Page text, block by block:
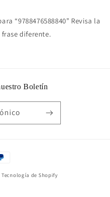
“9788476588840” Revisa la
diferente.
Boletín
Tecnología de Shopify